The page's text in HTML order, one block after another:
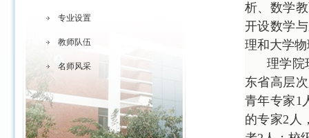
专业设置
教师队伍
名师风采
析、数学
开设数学
理和大学
理学院
东省高层
青年专家1
的专家2 人